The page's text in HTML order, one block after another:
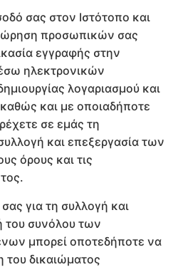
σας στον Ιστότοπο και
προσωπικών σας
εγγραφής στην
ηλεκτρονικών
λογαριασμού και
και με οποιαδήποτε
σε εμάς τη
και επεξεργασία των
όρους και τις
για τη συλλογή και
του συνόλου των
μπορεί οποτεδήποτε να
του δικαιώματος